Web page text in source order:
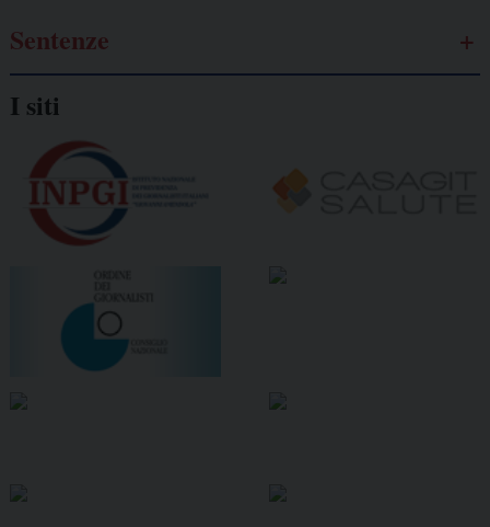
Sentenze
I siti